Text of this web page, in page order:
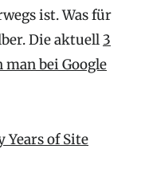
ist. Was für
Die aktuell 3
man bei Google
Years of Site